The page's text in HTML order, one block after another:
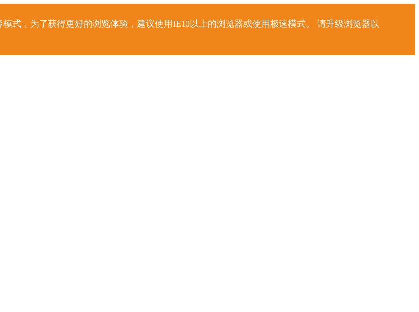
式，为了获得更好的浏览体验，建议使用IE10以上的浏览器或使用极速模式。 请升级浏览器以